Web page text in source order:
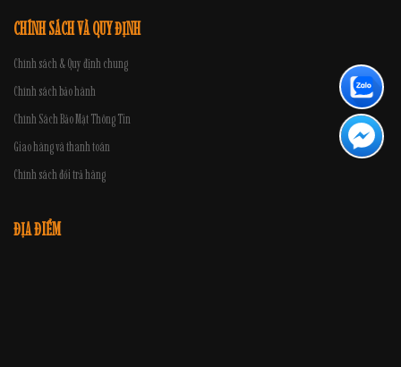
CHÍNH SÁCH VÀ QUY ĐỊNH
Chính sách & Quy định chung
Chính sách bảo hành
Chính Sách Bảo Mật Thông Tin
Giao hàng và thanh toán
Chính sách đổi trả hàng
ĐỊA ĐIỂM